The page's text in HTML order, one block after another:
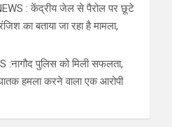
: केंद्रीय जेल से पैरोल पर छूटे
का बताया जा रहा है मामला,
:नागौद पुलिस को मिली सफलता,
हमला करने वाला एक आरोपी